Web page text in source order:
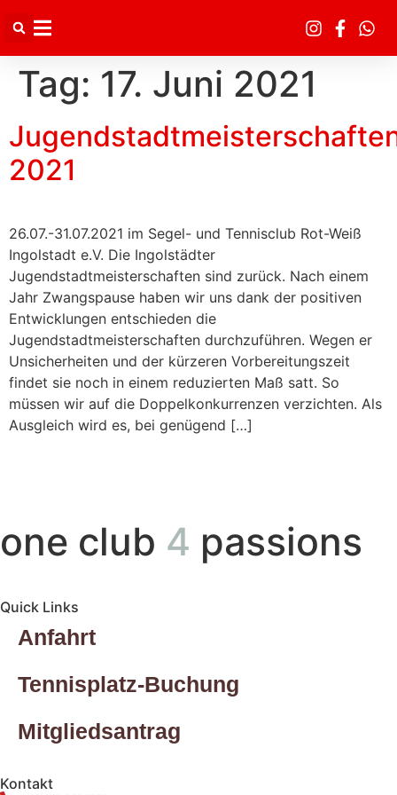
springen
Tag: 17. Juni 2021
2021
26.07.-31.07.2021 im Segel- und Tennisclub Rot-Weiß
Ingolstadt e.V. Die Ingolstädter
Jugendstadtmeisterschaften sind zurück. Nach einem
Jahr Zwangspause haben wir uns dank der positiven
Entwicklungen entschieden die
Jugendstadtmeisterschaften durchzuführen. Wegen er
Unsicherheiten und der kürzeren Vorbereitungszeit
findet sie noch in einem reduzierten Maß satt. So
müssen wir auf die Doppelkonkurrenzen verzichten. Als
Ausgleich wird es, bei genügend […]
one club 4 passions
Quick Links
Anfahrt
Tennisplatz-Buchung
Mitgliedsantrag
Kontakt